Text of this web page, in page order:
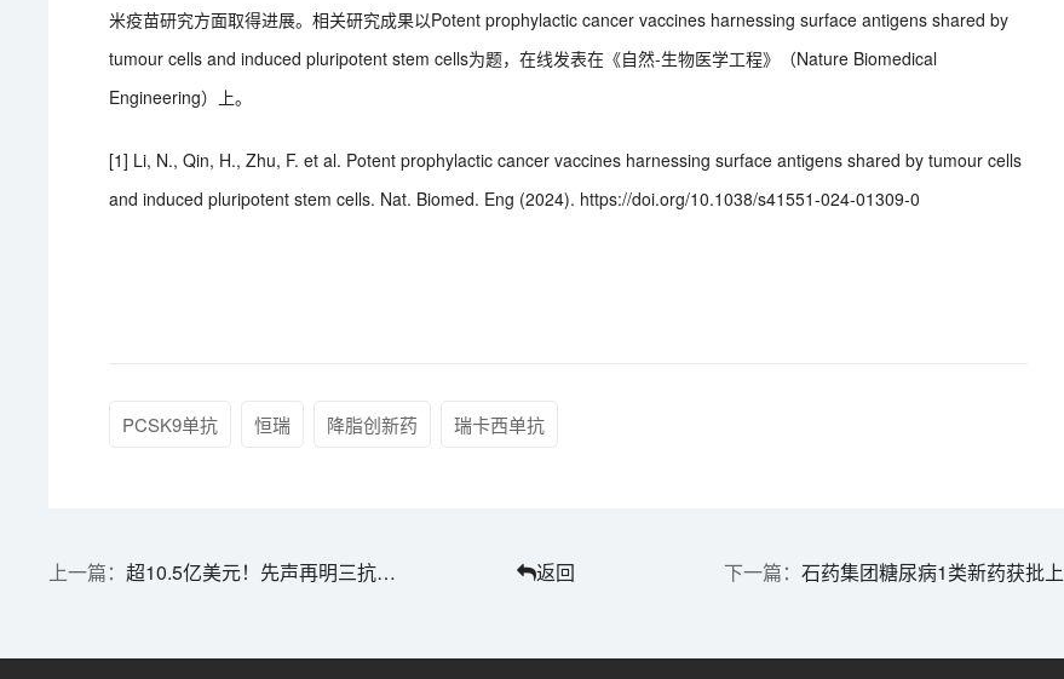
米疫苗研究方面取得进展。相关研究成果以Potent prophylactic cancer vaccines harnessing surface antigens shared by
tumour cells and induced pluripotent stem cells为题，在线发表在《自然-生物医学工程》（Nature Biomedical
Engineering）上。
[1] Li, N., Qin, H., Zhu, F. et al. Potent prophylactic cancer vaccines harnessing surface antigens shared by tumour cells
and induced pluripotent stem cells. Nat. Biomed. Eng (2024). https://doi.org/10.1038/s41551-024-01309-0
PCSK9单抗 恒瑞 降脂创新药 瑞卡西单抗
超10.5亿美元！先声再明三抗新药授权艾伯维 返回 石药集团糖尿病1类新药获批上市 | 1分钟药闻速览